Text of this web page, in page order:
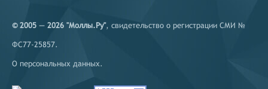
© 2005 — 2026 "Моллы.Ру", свидетельство о регистрации СМИ №
ФС77-25857.
О персональных данных.